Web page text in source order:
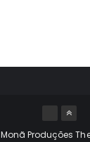
Produções